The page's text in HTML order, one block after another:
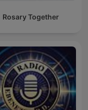
Rosary Together